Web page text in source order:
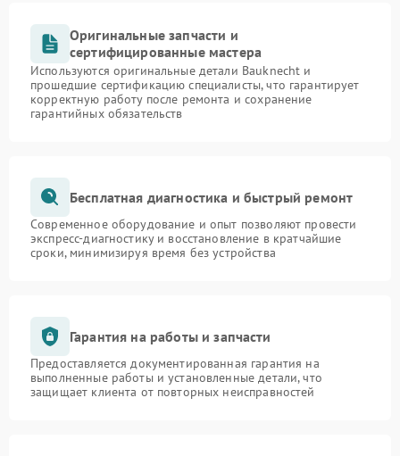
Оригинальные запчасти и
сертифицированные мастера
Используются оригинальные детали Bauknecht и
прошедшие сертификацию специалисты, что гарантирует
корректную работу после ремонта и сохранение
гарантийных обязательств
Бесплатная диагностика и быстрый ремонт
Современное оборудование и опыт позволяют провести
экспресс-диагностику и восстановление в кратчайшие
сроки, минимизируя время без устройства
Гарантия на работы и запчасти
Предоставляется документированная гарантия на
выполненные работы и установленные детали, что
защищает клиента от повторных неисправностей